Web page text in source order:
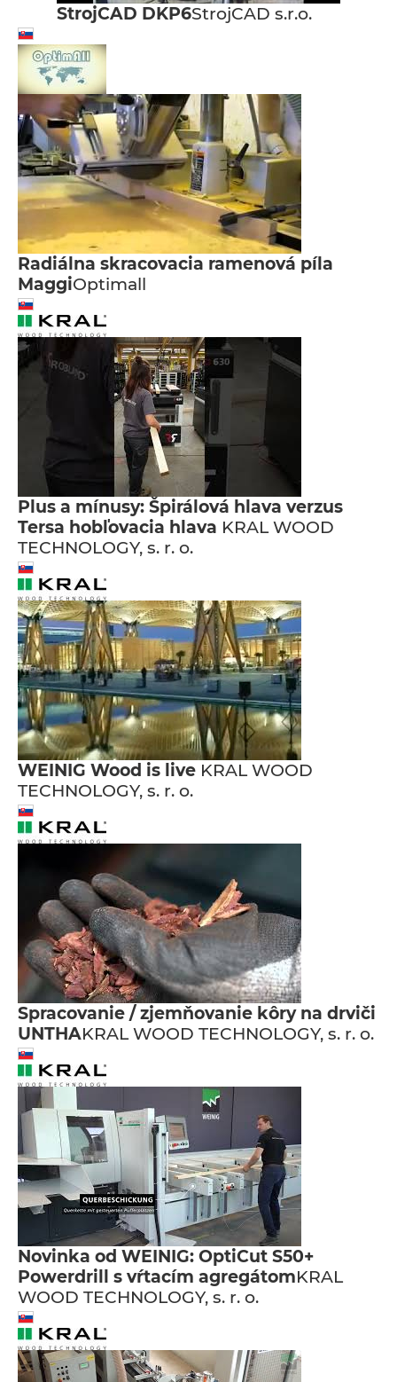
StrojCAD DKP6StrojCAD s.r.o.
Radiálna skracovacia ramenová píla
MaggiOptimall
Plus a mínusy: Špirálová hlava verzus
Tersa hobľovacia hlava KRAL WOOD
TECHNOLOGY, s. r. o.
WEINIG Wood is live KRAL WOOD
TECHNOLOGY, s. r. o.
Spracovanie / zjemňovanie kôry na drviči
UNTHAKRAL WOOD TECHNOLOGY, s. r. o.
Novinka od WEINIG: OptiCut S50+
Powerdrill s vŕtacím agregátomKRAL
WOOD TECHNOLOGY, s. r. o.